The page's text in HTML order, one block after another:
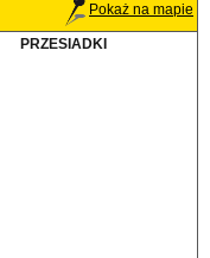
Pokaż na mapie
PRZESIADKI